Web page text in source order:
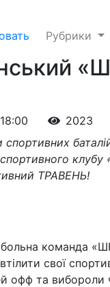
Рубрики
2023
спортивних
клубу
ТРАВЕНЬ!
команда
свої
офф та вибороли